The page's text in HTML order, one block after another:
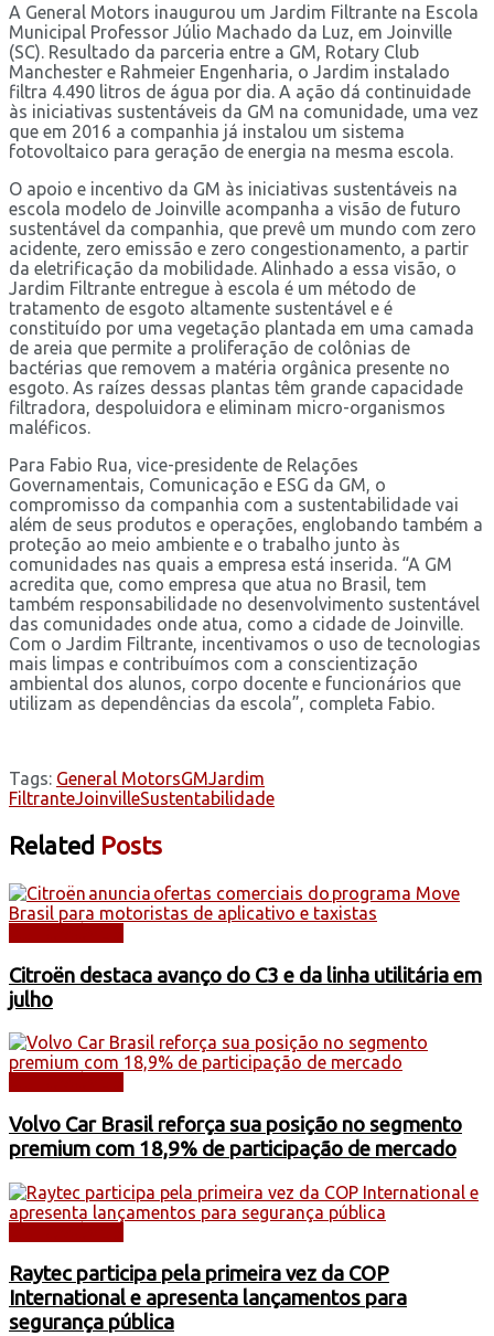
A General Motors inaugurou um Jardim Filtrante na Escola
Municipal Professor Júlio Machado da Luz, em Joinville
(SC). Resultado da parceria entre a GM, Rotary Club
Manchester e Rahmeier Engenharia, o Jardim instalado
filtra 4.490 litros de água por dia. A ação dá continuidade
às iniciativas sustentáveis da GM na comunidade, uma vez
que em 2016 a companhia já instalou um sistema
fotovoltaico para geração de energia na mesma escola.
O apoio e incentivo da GM às iniciativas sustentáveis na
escola modelo de Joinville acompanha a visão de futuro
sustentável da companhia, que prevê um mundo com zero
acidente, zero emissão e zero congestionamento, a partir
da eletrificação da mobilidade. Alinhado a essa visão, o
Jardim Filtrante entregue à escola é um método de
tratamento de esgoto altamente sustentável e é
constituído por uma vegetação plantada em uma camada
de areia que permite a proliferação de colônias de
bactérias que removem a matéria orgânica presente no
esgoto. As raízes dessas plantas têm grande capacidade
filtradora, despoluidora e eliminam micro-organismos
maléficos.
Para Fabio Rua, vice-presidente de Relações
Governamentais, Comunicação e ESG da GM, o
compromisso da companhia com a sustentabilidade vai
além de seus produtos e operações, englobando também a
proteção ao meio ambiente e o trabalho junto às
comunidades nas quais a empresa está inserida. “A GM
acredita que, como empresa que atua no Brasil, tem
também responsabilidade no desenvolvimento sustentável
das comunidades onde atua, como a cidade de Joinville.
Com o Jardim Filtrante, incentivamos o uso de tecnologias
mais limpas e contribuímos com a conscientização
ambiental dos alunos, corpo docente e funcionários que
utilizam as dependências da escola”, completa Fabio.
Tags: General MotorsGMJardim
FiltranteJoinvilleSustentabilidade
Related Posts
Citroën destaca avanço do C3 e da linha utilitária em
julho
Volvo Car Brasil reforça sua posição no segmento
premium com 18,9% de participação de mercado
Raytec participa pela primeira vez da COP
International e apresenta lançamentos para
segurança pública